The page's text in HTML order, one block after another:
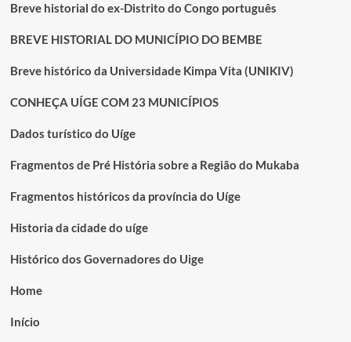
Breve historial do ex-Distrito do Congo português
BREVE HISTORIAL DO MUNICÍPIO DO BEMBE
Breve histórico da Universidade Kimpa Vita (UNIKIV)
CONHEÇA UÍGE COM 23 MUNICÍPIOS
Dados turístico do Uíge
Fragmentos de Pré História sobre a Região do Mukaba
Fragmentos históricos da província do Uíge
Historia da cidade do uíge
Histórico dos Governadores do Uige
Home
Início